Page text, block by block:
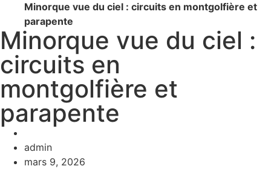
Minorque vue du ciel : circuits en montgolfière et
parapente
Minorque vue du ciel :
circuits en
montgolfière et
parapente
admin
mars 9, 2026